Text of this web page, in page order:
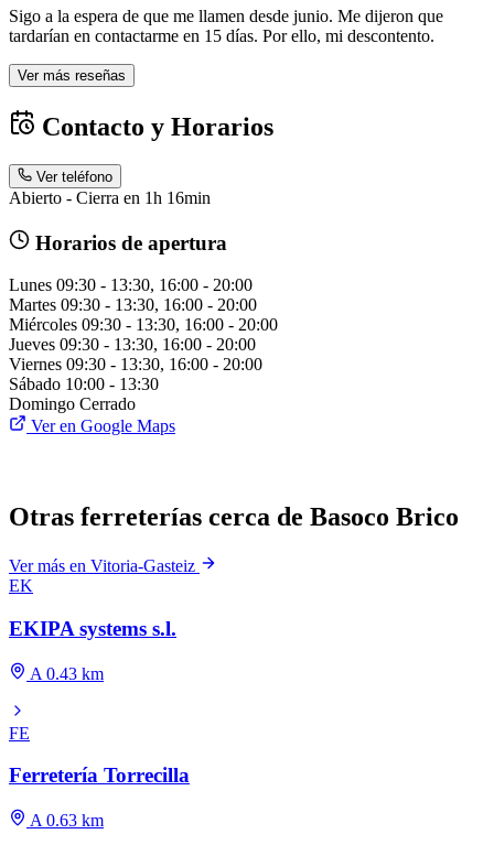
Sigo a la espera de que me llamen desde junio. Me dijeron que
tardarían en contactarme en 15 días. Por ello, mi descontento.
Ver más reseñas
Contacto y Horarios
Ver teléfono
Abierto - Cierra en 1h 16min
Horarios de apertura
Lunes 09:30 - 13:30, 16:00 - 20:00
Martes 09:30 - 13:30, 16:00 - 20:00
Miércoles 09:30 - 13:30, 16:00 - 20:00
Jueves 09:30 - 13:30, 16:00 - 20:00
Viernes 09:30 - 13:30, 16:00 - 20:00
Sábado 10:00 - 13:30
Domingo Cerrado
Ver en Google Maps
Otras ferreterías cerca de Basoco Brico
Ver más en Vitoria-Gasteiz
EK
EKIPA systems s.l.
A 0.43 km
FE
Ferretería Torrecilla
A 0.63 km